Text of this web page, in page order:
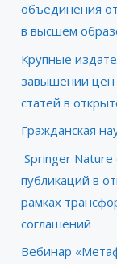
объединения
в высшем
Крупные
завышении цен
статей в
Гражданская
Springer
публикаций в
рамках
соглашений
Вебинар